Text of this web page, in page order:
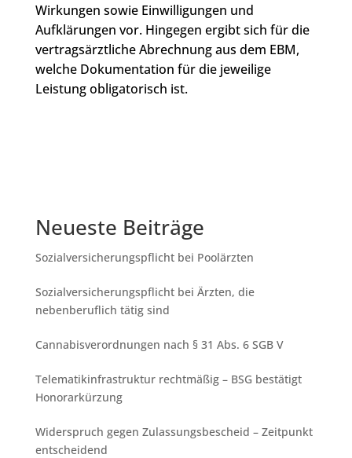
Wirkungen sowie Einwilligungen und
Aufklärungen vor. Hingegen ergibt sich für die
vertragsärztliche Abrechnung aus dem EBM,
welche Dokumentation für die jeweilige
Leistung obligatorisch ist.
Neueste Beiträge
Sozialversicherungspflicht bei Poolärzten
Sozialversicherungspflicht bei Ärzten, die
nebenberuflich tätig sind
Cannabisverordnungen nach § 31 Abs. 6 SGB V
Telematikinfrastruktur rechtmäßig – BSG bestätigt
Honorarkürzung
Widerspruch gegen Zulassungsbescheid – Zeitpunkt
entscheidend